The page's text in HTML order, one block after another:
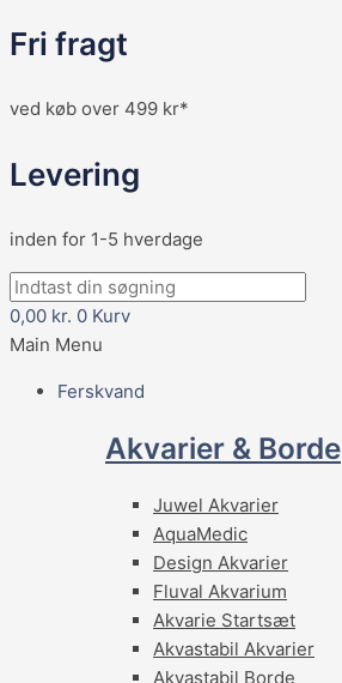
Fri fragt
ved køb over 499 kr*
Levering
inden for 1-5 hverdage
0,00 kr. 0 Kurv
Main Menu
Ferskvand
Akvarier & Borde
Juwel Akvarier
AquaMedic
Design Akvarier
Fluval Akvarium
Akvarie Startsæt
Akvastabil Akvarier
Akvastabil Borde